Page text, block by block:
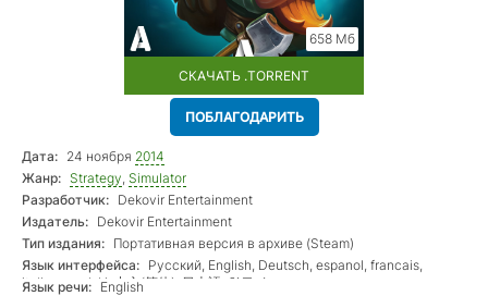
658 Мб
СКАЧАТЬ .TORRENT
ПОБЛАГОДАРИТЬ
Дата: 24 ноября 2014
Жанр: Strategy, Simulator
Разработчик: Dekovir Entertainment
Издатель: Dekovir Entertainment
Тип издания: Портативная версия в архиве (Steam)
Язык интерфейса: Русский, English, Deutsch, espanol, francais,
italiano, polski, 中文(简体), 日本語, 한국어
Язык речи: English